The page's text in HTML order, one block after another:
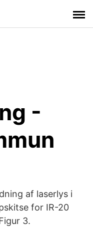
-
af laserlys i
for IR-20
3.